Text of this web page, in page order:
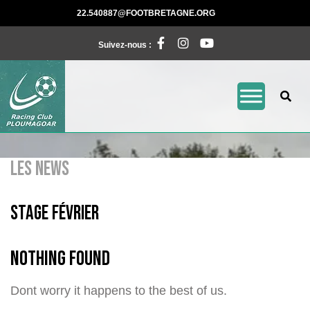
to
22.540887@FOOTBRETAGNE.ORG
Suivez-nous :
FacebookInstagramPinterest
LES NEWS
stage février
Nothing Found
Dont worry it happens to the best of us.